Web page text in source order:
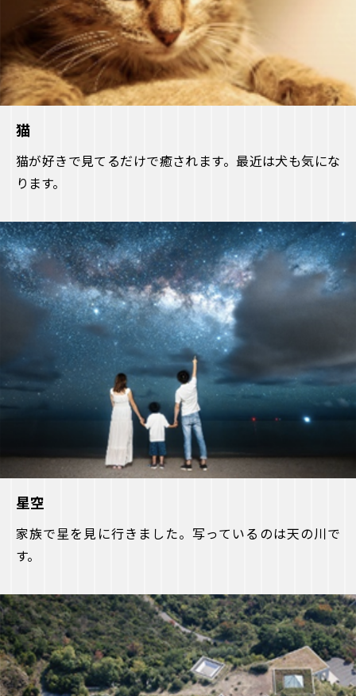
猫
猫が好きで見てるだけで癒されます。最近は犬も気にな
ります。
星空
家族で星を見に行きました。写っているのは天の川で
す。